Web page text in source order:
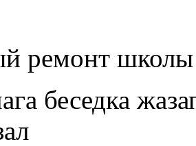
ремонт школы
беседка